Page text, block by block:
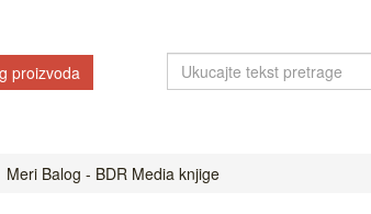
proizvoda
Meri Balog - BDR Media knjige